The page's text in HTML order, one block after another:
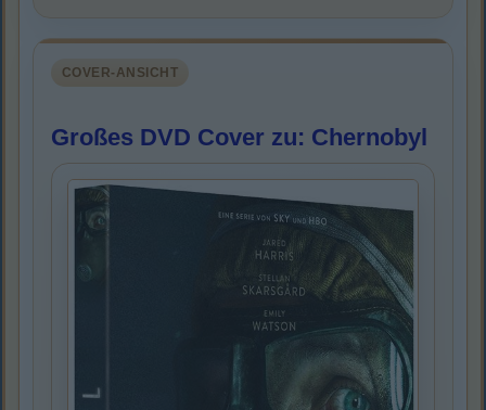
COVER-ANSICHT
Großes DVD Cover zu: Chernobyl